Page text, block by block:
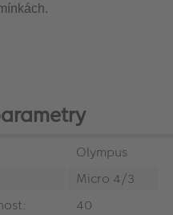
Olympus
Micro 4/3
40